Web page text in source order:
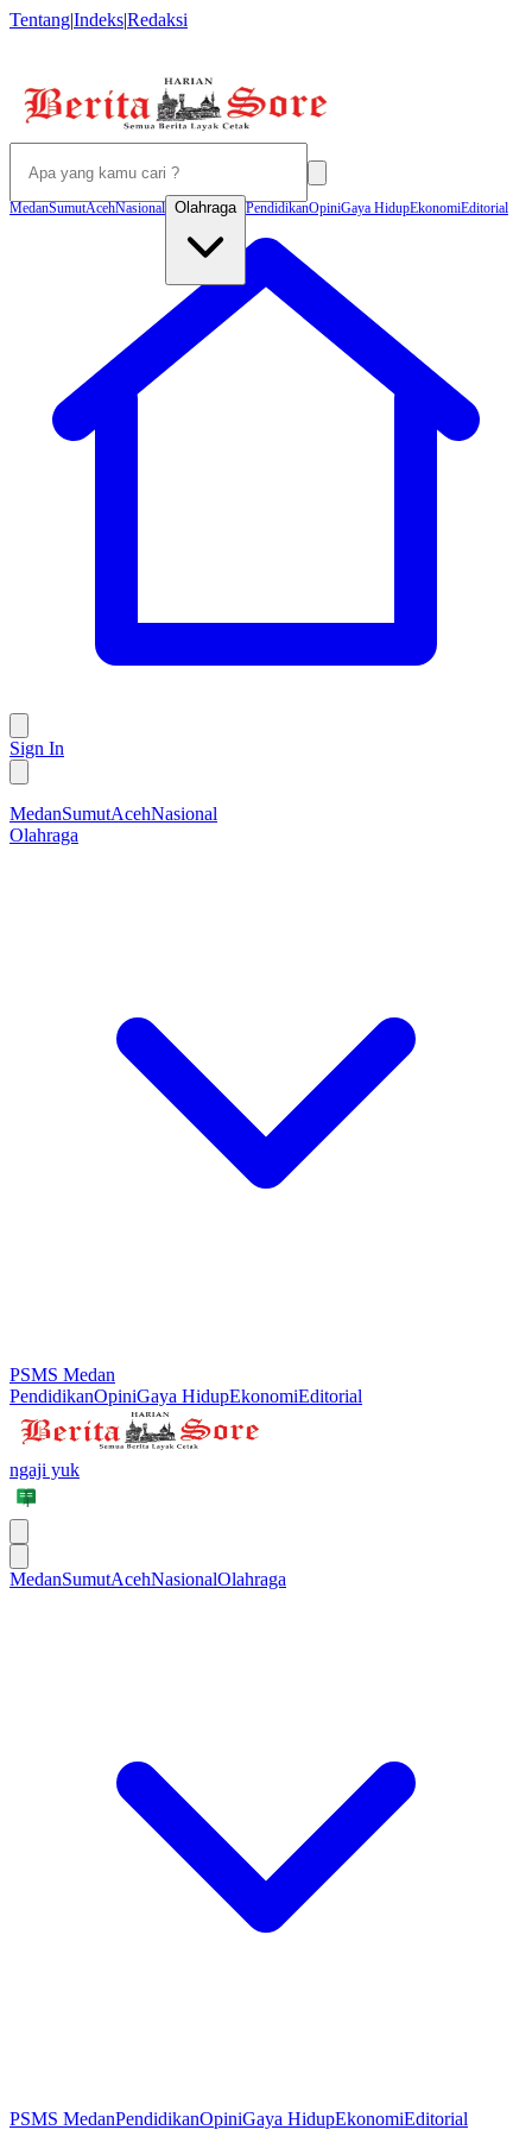
Tentang|Indeks|Redaksi
MedanSumutAcehNasional Olahraga PendidikanOpiniGaya HidupEkonomiEditorial
Sign In
MedanSumutAcehNasional
Olahraga
PSMS Medan
PendidikanOpiniGaya HidupEkonomiEditorial
ngaji yuk
MedanSumutAcehNasionalOlahraga
PSMS MedanPendidikanOpiniGaya HidupEkonomiEditorial